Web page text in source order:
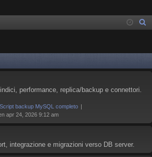
in
performance, replica/backup e connettori.
Script backup MySQL completo
apr 24, 2026 9:12 am
integrazione e migrazioni verso DB server.